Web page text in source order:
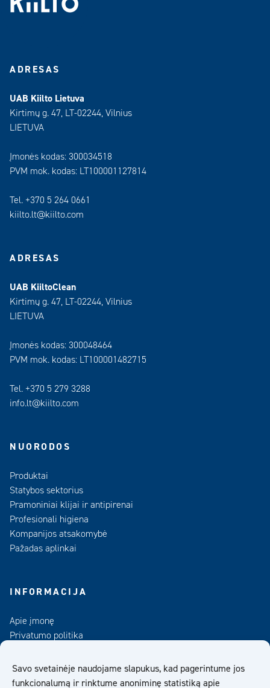
Savo svetainėje naudojame slapukus, kad pagerintume jos
funkcionalumą ir rinktume anoniminę statistiką apie
ADRESAS
UAB Kiilto Lietuva
Kirtimų g. 47, LT-02244, Vilnius
LIETUVA
Įmonės kodas: 300034518
PVM mok. kodas: LT100001127814
Tel. +370 5 264 0661
kiilto.lt@kiilto.com
ADRESAS
UAB KiiltoClean
Kirtimų g. 47, LT-02244, Vilnius
LIETUVA
Įmonės kodas: 300048464
PVM mok. kodas: LT100001482715
Tel. +370 5 279 3288
info.lt@kiilto.com
NUORODOS
Produktai
Statybos sektorius
Pramoniniai klijai ir antipirenai
Profesionali higiena
Kompanijos atsakomybė
Pažadas aplinkai
INFORMACIJA
Apie įmonę
Privatumo politika
Duomenų bankas